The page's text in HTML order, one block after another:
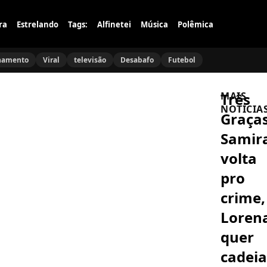
Estrelando Tags: Alfinetei Música Polêmica
Viral televisão Desabafo Futebol
Três
volta
pro
crime,
quer
cadeia
MAIS
FAMÍLIA
Danton
Mello
abre
sobre
luto
pai:
sendo
muito
difícil’
Mendes
Mais:
Famosos
Gringos
A
CASA
DO